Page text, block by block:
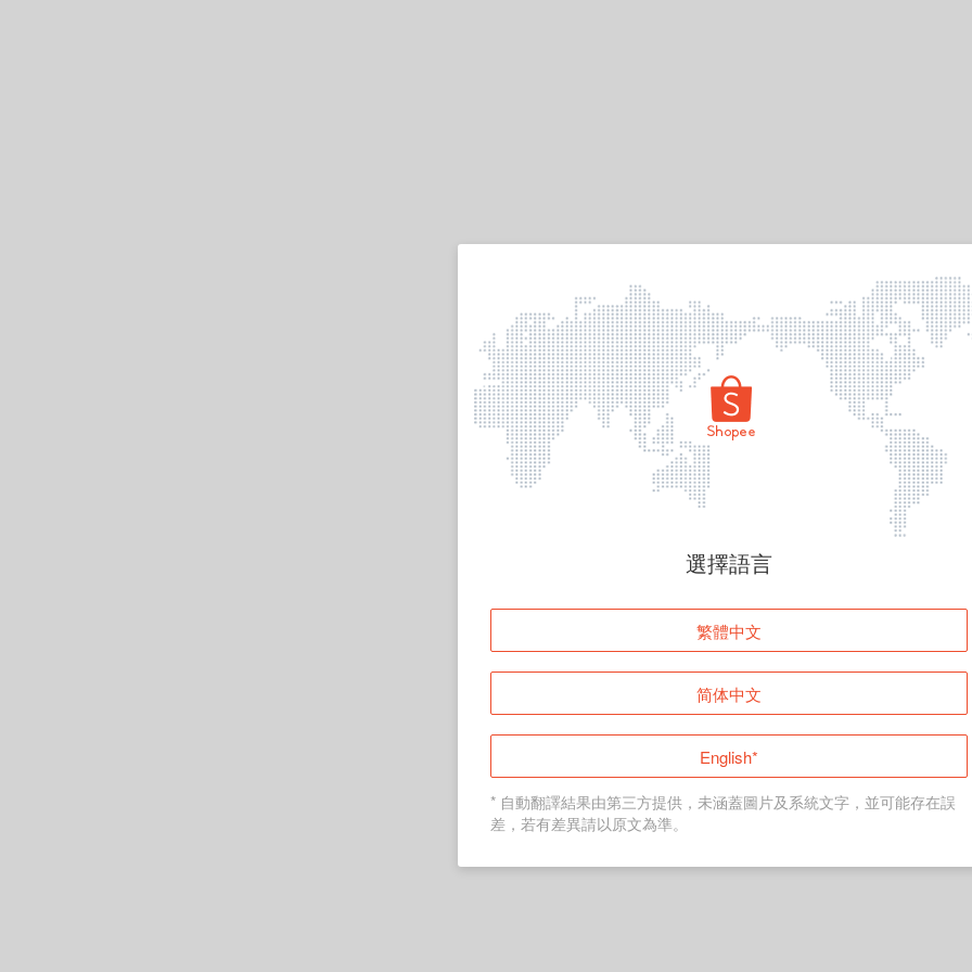
頁面無法顯示
登入
返回首頁
選擇語言
繁體中文
简体中文
English*
* 自動翻譯結果由第三方提供，未涵蓋圖片及系統文字，並可能存在誤
差，若有差異請以原文為準。